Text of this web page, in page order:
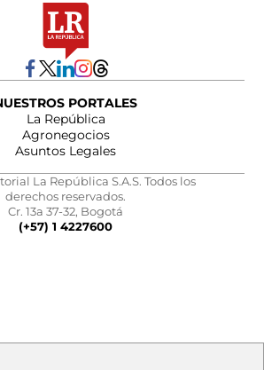
PORTALES
La República
Agronegocios
Asuntos Legales
La República S.A.S. Todos los
derechos reservados.
Cr. 13a 37-32, Bogotá
(+57) 1 4227600